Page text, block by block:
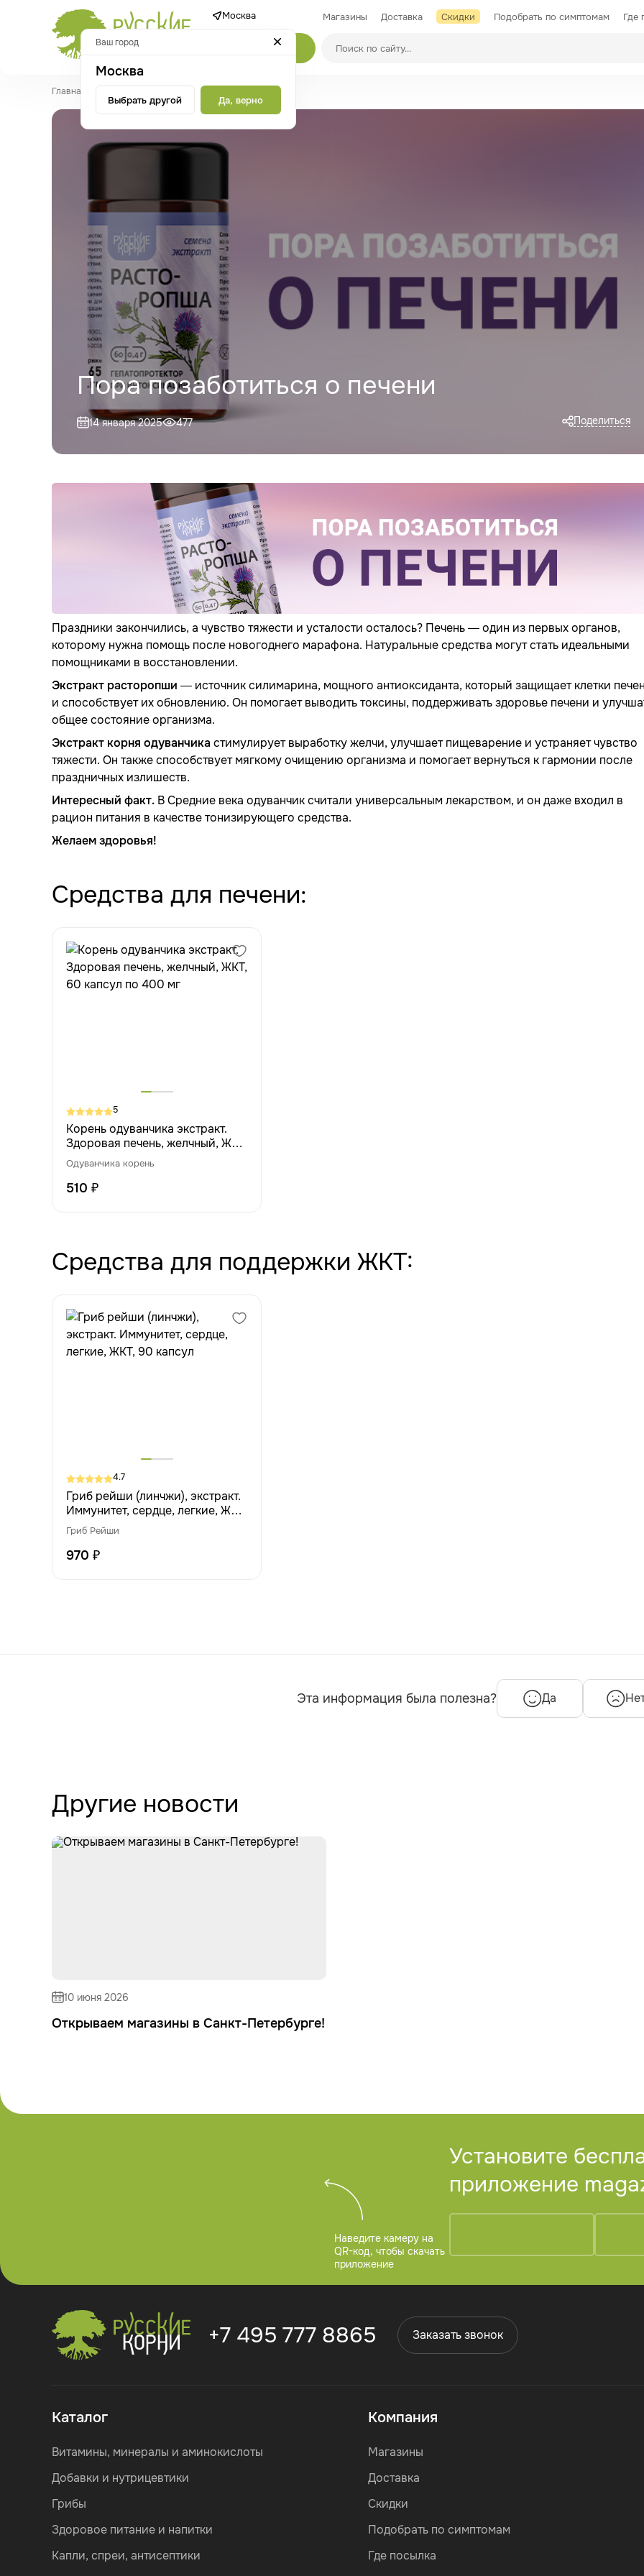
Москва Магазины Доставка Скидки Подобрать по симптомам Где
Производители
Каталог
Главная Пора позаботиться о печени
Пора позаботиться о печени
14 января 2025 477 Поделиться
Праздники закончились, а чувство тяжести и усталости осталось? Печень — один из первых органов,
которому нужна помощь после новогоднего марафона. Натуральные средства могут стать идеальными
помощниками в восстановлении.
Экстракт расторопши — источник силимарина, мощного антиоксиданта, который защищает клетки
и способствует их обновлению. Он помогает выводить токсины, поддерживать здоровье печени и
общее состояние организма.
Экстракт корня одуванчикастимулирует выработку желчи, улучшает пищеварение и устраняет чувство
тяжести. Он также способствует мягкому очищению организма и помогает вернуться к гармонии после
праздничных излишеств.
Интересный факт. В Средние века одуванчик считали универсальным лекарством, и он даже входил в
рацион питания в качестве тонизирующего средства.
Желаем здоровья!
Средства для печени:
5
Корень одуванчика экстракт.
Здоровая печень, желчный, ЖКТ,
60 капсул по 400 мг
Одуванчика корень
510 ₽
Средства для поддержки ЖКТ:
4.7
Гриб рейши (линчжи), экстракт.
Иммунитет, сердце, легкие, ЖКТ,
90 капсул
Гриб Рейши
970 ₽
Эта информация была полезна? Да
Другие новости
10 июня 2026
Открываем магазины в Санкт-Петербурге!
Наведите камеру на
QR-код, чтобы скачать
приложение
Установите
приложение
+7 495 777 8865 Заказать звонок
Каталог
Витамины, минералы и аминокислоты
Добавки и нутрицевтики
Грибы
Здоровое питание и напитки
Капли, спреи, антисептики
Компания
Магазины
Доставка
Скидки
Подобрать по симптомам
Где посылка
Ваш город
Москва
Выбрать другой Да, верно